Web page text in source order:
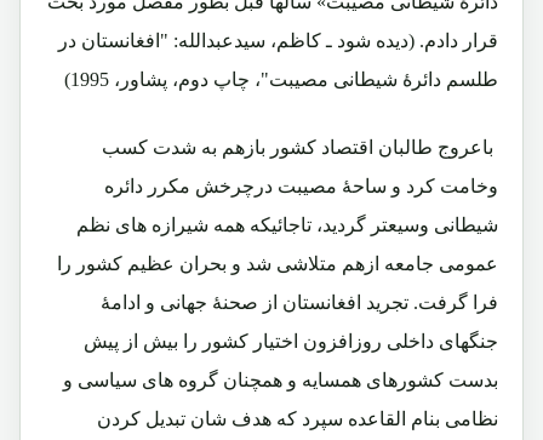
قرار دادم. (دیده شود ـ کاظم، سیدعبدالله: "افغانستان در
طلسم دائرۀ شیطانی مصیبت"، چاپ دوم، پشاور، 1995)
باعروج طالبان اقتصاد کشور بازهم به شدت کسب
وخامت کرد و ساحۀ مصیبت درچرخش مکرر دائره
شیطانی وسیعتر گردید، تاجائیکه همه شیرازه های نظم
عمومی جامعه ازهم متلاشی شد و بحران عظیم کشور را
فرا گرفت. تجرید افغانستان از صحنۀ جهانی و ادامۀ
جنگهای داخلی روزافزون اختیار کشور را بیش از پیش
بدست کشورهای همسایه و همچنان گروه های سیاسی و
نظامی بنام القاعده سپرد که هدف شان تبدیل کردن